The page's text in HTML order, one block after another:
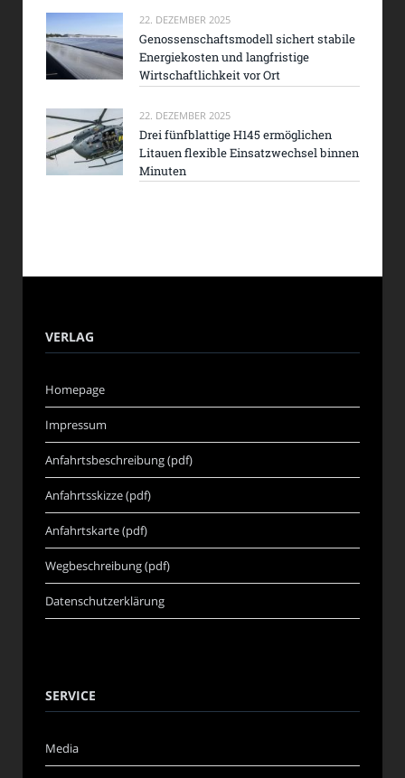
22. DEZEMBER 2025
Genossenschaftsmodell sichert stabile
Energiekosten und langfristige
Wirtschaftlichkeit vor Ort
22. DEZEMBER 2025
Drei fünfblattige H145 ermöglichen
Litauen flexible Einsatzwechsel binnen
Minuten
VERLAG
Homepage
Impressum
Anfahrtsbeschreibung (pdf)
Anfahrtsskizze (pdf)
Anfahrtskarte (pdf)
Wegbeschreibung (pdf)
Datenschutzerklärung
SERVICE
Media